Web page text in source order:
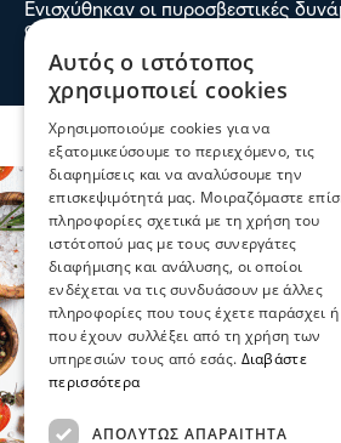
Ενισχύθηκαν οι πυροσβεστικές
στην πυρκαγιά που έχει ξεσπάσει
έκταση, στην περιοχή Στεφάνι
πριν 1 ώρα
Αυτός ο ιστότοπος
χρησιμοποιεί cookies
Χρησιμοποιούμε cookies για να
εξατομικεύσουμε το περιεχόμενο, τις
διαφημίσεις και να αναλύσουμε την
επισκεψιμότητά μας. Μοιραζόμαστε
πληροφορίες σχετικά με τη χρήση του
ιστότοπού μας με τους συνεργάτες
διαφήμισης και ανάλυσης, οι οποίοι
ενδέχεται να τις συνδυάσουν με άλλες
πληροφορίες που τους έχετε παράσχει ή
που έχουν συλλέξει από τη χρήση των
υπηρεσιών τους από εσάς. Διαβάστε
περισσότερα
ΑΠΟΛΎΤΩΣ ΑΠΑΡΑΊΤΗΤΑ